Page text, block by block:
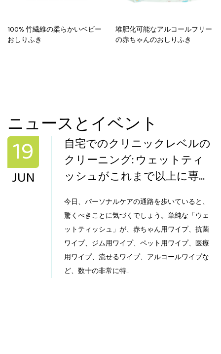
100% 竹繊維の柔らかいベビー
おしりふき
堆肥化可能なアルコールフリー
の赤ちゃんのおしりふき
ニュースとイベント
19
JUN
自宅でのクリニックレベルの
クリーニング: ウェットティ
ッシュがこれまで以上に専門
今日、パーソナルケアの通路を歩いていると、
驚くべきことに気づくでしょう。単純な「ウェ
ットティッシュ」が、赤ちゃん用ワイプ、抗菌
ワイプ、ジム用ワイプ、ペット用ワイプ、医療
用ワイプ、流せるワイプ、アルコールワイプな
ど、数十の非常に特...